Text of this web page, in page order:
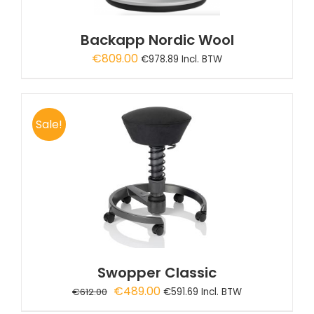
Backapp Nordic Wool
€809.00 €978.89 Incl. BTW
Sale!
Swopper Classic
€612.00 Oorspronkelijke
€489.00Huidige
€591.69 Incl. BTW